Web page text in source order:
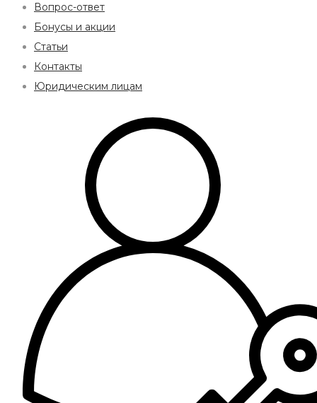
Вопрос-ответ
Бонусы и акции
Статьи
Контакты
Юридическим лицам